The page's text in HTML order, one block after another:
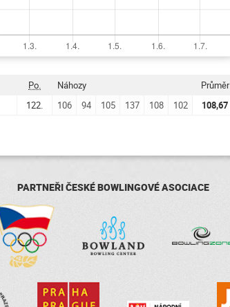
Po. Náhozy Průměr
122. 106 94 105 137 108 102 108,67
PARTNEŘI ČESKÉ BOWLINGOVÉ ASOCIACE